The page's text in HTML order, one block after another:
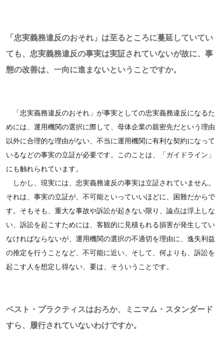
「忠実義務違反のおそれ」は至るところに蔓延していてい
ても、忠実義務違反の事実は実証されていないが故に、事
態の改善は、一向に進まないということですか。
「忠実義務違反のおそれ」が事実としての忠実義務違反になるた
めには、運用機関の選択に際して、母体企業の親密先だという理由
以外に合理的な理由がない、不当に運用機関に有利な契約になって
いるなどの事実の立証が必要です。このことは、「ガイドライン」
にも触れられています。
しかし、現実には、忠実義務違反の事実は立証されていません。
それは、事実の立証が、不可能といっていいほどに、困難だからで
す。そもそも、重大な事故や訴訟が起きない限り、論点は浮上しな
い、訴訟を起こすためには、客観的に見積もれる損害が発生してい
なければならないが、運用機関の選択の不適切を理由に、逸失利益
の推定を行うことなど、不可能に近い、そして、何よりも、訴訟を
起こす人を想定し得ない、要は、そういうことです。
ベスト・プラクティスはおろか、ミニマム・スタンダード
すら、履行されていないわけですか。